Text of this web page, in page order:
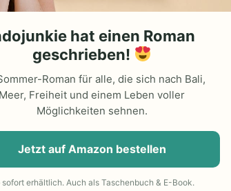
hat einen Roman
geschrieben!
Roman für alle, die sich nach Bali,
Meer, Freiheit und einem Leben voller
Möglichkeiten sehnen.
Jetzt auf Amazon bestellen
sofort erhältlich. Auch als Taschenbuch & E-Book.